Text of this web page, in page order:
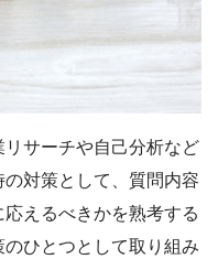
サーチや自己分析など
対策として、質問内容
えるべきかを熟考する
ひとつとして取り組み